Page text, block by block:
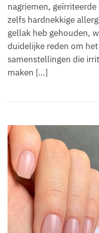
nagriemen,
zelfs hardnekkige
gellak heb gehouden,
duidelijke reden om
samenstellingen die
maken […]